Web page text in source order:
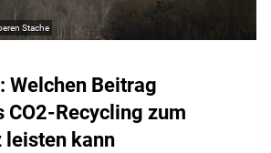
Stache
Welchen Beitrag
CO2-Recycling zum
leisten kann